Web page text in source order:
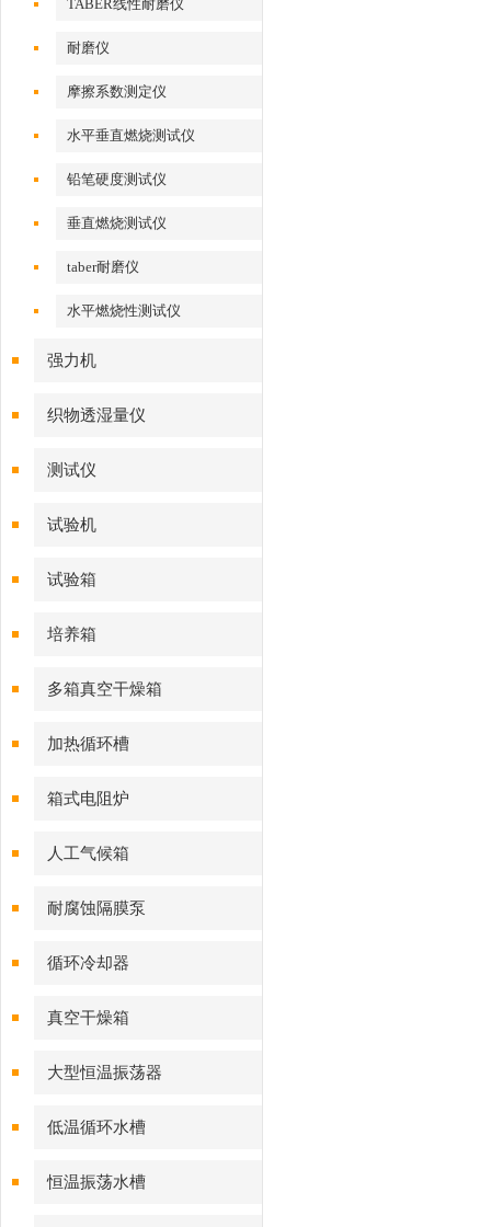
TABER线性耐磨仪
耐磨仪
摩擦系数测定仪
水平垂直燃烧测试仪
铅笔硬度测试仪
垂直燃烧测试仪
taber耐磨仪
水平燃烧性测试仪
强力机
织物透湿量仪
测试仪
试验机
试验箱
培养箱
多箱真空干燥箱
加热循环槽
箱式电阻炉
人工气候箱
耐腐蚀隔膜泵
循环冷却器
真空干燥箱
大型恒温振荡器
低温循环水槽
恒温振荡水槽